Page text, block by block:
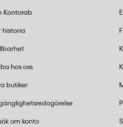
Stl 3 har nabbar
att användaren snabbt
olika
som passar de flesta
Kontorab
historia
hos oss
butiker
om konto